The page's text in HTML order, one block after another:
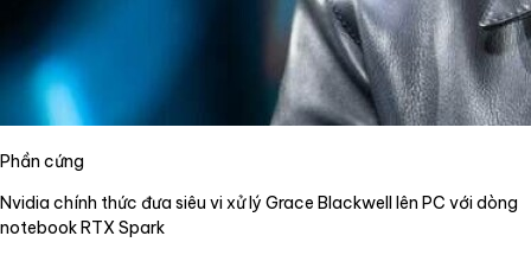
Phần cứng
Nvidia chính thức đưa siêu vi xử lý Grace Blackwell lên PC với dòng
notebook RTX Spark